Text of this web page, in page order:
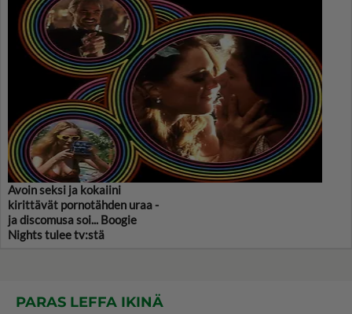
Avoin seksi ja kokaiini
kirittävät pornotähden uraa -
ja discomusa soi... Boogie
Nights tulee tv:stä
PARAS LEFFA IKINÄ